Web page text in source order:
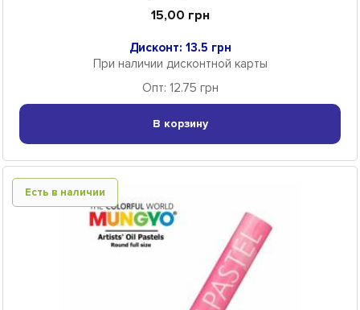
15,00 грн
Дисконт: 13.5 грн
При наличии дисконтной карты
Опт: 12.75 грн
В корзину
Есть в наличии